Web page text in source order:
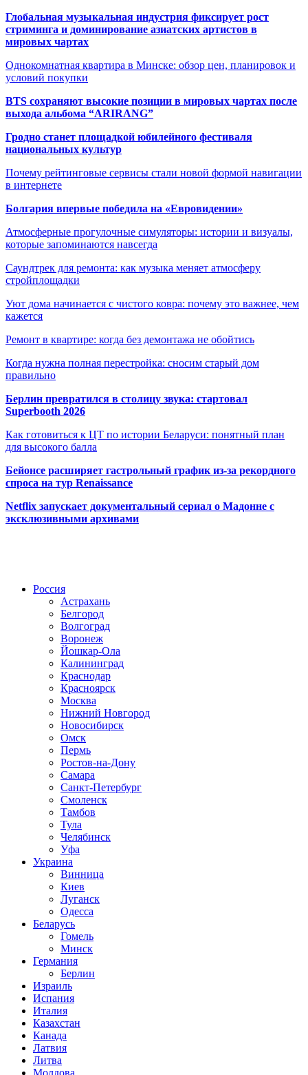
Глобальная музыкальная индустрия фиксирует рост
стриминга и доминирование азиатских артистов в
мировых чартах
Однокомнатная квартира в Минске: обзор цен, планировок и
условий покупки
BTS сохраняют высокие позиции в мировых чартах после
выхода альбома “ARIRANG”
Гродно станет площадкой юбилейного фестиваля
национальных культур
Почему рейтинговые сервисы стали новой формой навигации
в интернете
Болгария впервые победила на «Евровидении»
Атмосферные прогулочные симуляторы: истории и визуалы,
которые запоминаются навсегда
Саундтрек для ремонта: как музыка меняет атмосферу
стройплощадки
Уют дома начинается с чистого ковра: почему это важнее, чем
кажется
Ремонт в квартире: когда без демонтажа не обойтись
Когда нужна полная перестройка: сносим старый дом
правильно
Берлин превратился в столицу звука: стартовал
Superbooth 2026
Как готовиться к ЦТ по истории Беларуси: понятный план
для высокого балла
Бейонсе расширяет гастрольный график из-за рекордного
спроса на тур Renaissance
Netflix запускает документальный сериал о Мадонне с
эксклюзивными архивами
Россия
Астрахань
Белгород
Волгоград
Воронеж
Йошкар-Ола
Калининград
Краснодар
Красноярск
Москва
Нижний Новгород
Новосибирск
Омск
Пермь
Ростов-на-Дону
Самара
Санкт-Петербург
Смоленск
Тамбов
Тула
Челябинск
Уфа
Украина
Винница
Киев
Луганск
Одесса
Беларусь
Гомель
Минск
Германия
Берлин
Израиль
Испания
Италия
Казахстан
Канада
Латвия
Литва
Молдова